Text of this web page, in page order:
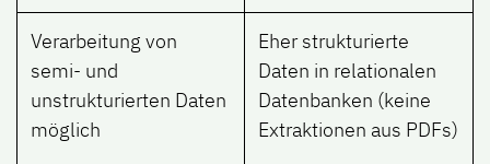
Verarbeitung von
semi- und
unstrukturierten Daten
möglich
Eher strukturierte
Daten in relationalen
Datenbanken (keine
Extraktionen aus PDFs)